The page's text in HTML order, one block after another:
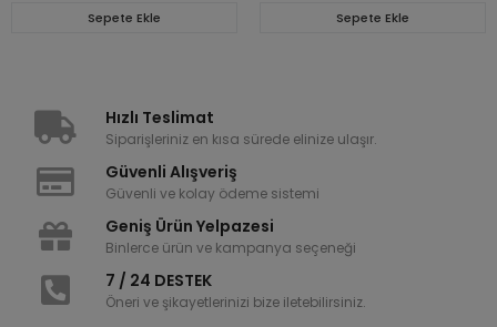
Sepete Ekle Sepete Ekle
Hızlı Teslimat
Siparişleriniz en kısa sürede elinize ulaşır.
Güvenli Alışveriş
Güvenli ve kolay ödeme sistemi
Geniş Ürün Yelpazesi
Binlerce ürün ve kampanya seçeneği
7 / 24 DESTEK
Öneri ve şikayetlerinizi bize iletebilirsiniz.